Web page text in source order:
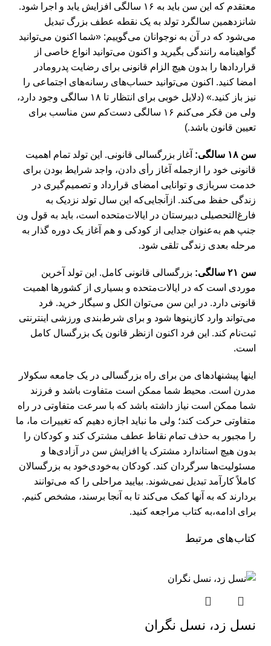
معتقدم که این سن باید به ۱۶ سالگی افزایش یابد و اجرا شود.
شانزدهمین سالگرد تولد به یک نقطه عطف بزرگ تبدیل
می‌شود که در آن به نوجوانان می‌گوییم: «شما اکنون می‌توانید
گواهینامه رانندگی بگیرید و اکنون می‌توانید انواع خاصی از
قراردادها را بدون هیچ الزام قانونی برای رضایت پدرومادر
امضا کنید. اکنون می‌توانید حساب‌های رسانه‌های اجتماعی را
نیز باز کنید.» (دلایل خوبی برای انتظار تا ۱۸ سالگی وجود دارد،
ولی من فکر می‌کنم ۱۶ سالگی دست‌کم سن مناسب برای
تعیین قانون باشد.)
سن ۱۸ سالگی:
آغاز بزرگسالی قانونی. این تولد تمام اهمیت
قانونی خود را ازجمله آغاز رأی دادن، واجد شرایط بودن برای
خدمت سربازی و توانایی امضای قرارداد و تصمیم‌گیری در
زندگی حفظ می‌کند. ازآنجایی‌که این سال تولد نزدیک به
فارغ‌التحصیلی دبیرستان در ایالات‌متحده است، باید به قول ون
جنپ هم به‌عنوان جدایی از کودکی و هم آغاز یک دوره گذار به
مرحله بعدی زندگی تلقی شود.
سن ۲۱ سالگی:
بزرگسالی قانونی کامل. این تولد آخرین
موردی است که در ایالات‌متحده و بسیاری از کشورها اهمیت
قانونی دارد. در این سن می‌توان الکل و سیگار خرید. فرد
می‌تواند وارد کازینوها شود و برای شرط‌بندی ورزشی اینترنتی
ثبت‌نام کند. این فرد اکنون ازنظر قانون یک بزرگسال کامل
است.
اینها پیشنهاد‌های من برای راه بزرگسالی در یک جامعه سکولار
مدرن است. محیط شما ممکن است متفاوت باشد و فرزند
شما ممکن است نیاز داشته باشد که با سرعت متفاوتی در راه
متفاوتی حرکت کند؛ ولی ما نباید اجازه دهیم که تغییرات ما، ما
را مجبور به حذف تمام نقاط عطف مشترک کند و کودکان را
بدون هیچ استاندارد مشترک یا افزایش سن در آزادی‌ها و
مسئولیت‌ها سرگردان کند. کودکان به‌خودی‌خود به بزرگسالان
کاملاً کارآمد تبدیل نمی‌شوند. بیایید مراحلی را که می‌توانند
بردارند که به آنها کمک می‌کند تا به آنجا برسند، مشخص کنیم.
برای ادامه،‌به کتاب مراجعه کنید.
کتاب‌های مرتبط
نسل زد، نسل نگران